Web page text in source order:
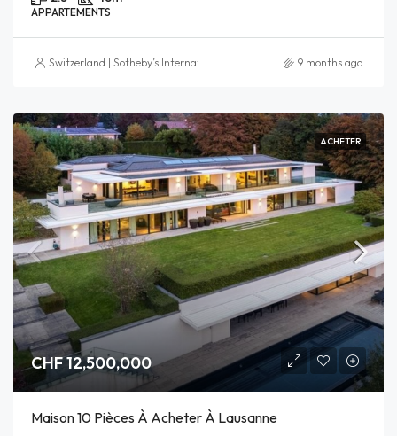
APPARTEMENTS
Switzerland | Sotheby’s International Realty 9 months ago
ACHETER
CHF 12,500,000
Maison 10 Pièces À Acheter À Lausanne